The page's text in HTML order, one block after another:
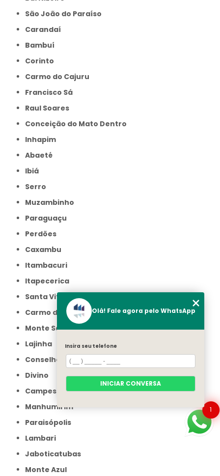
São João do Paraíso
Carandaí
Bambuí
Corinto
Carmo do Cajuru
Francisco Sá
Raul Soares
Conceição do Mato Dentro
Inhapim
Abaeté
Ibiá
Serro
Muzambinho
Paraguaçu
Perdões
Caxambu
Itambacuri
Itapecerica
Santa Vitória
Carmo do Rio Claro
Monte Santo de Minas
Lajinha
Conselheiro Pena
Divino
Campestre
Manhumirim
Paraisópolis
Lambari
Jaboticatubas
Monte Azul
1
Olá! Fale agora pelo WhatsApp
Insira seu telefone
INICIAR CONVERSA